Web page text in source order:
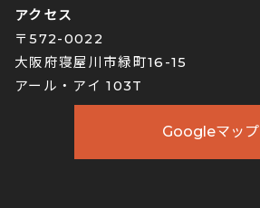
アクセス
〒572-0022
大阪府寝屋川市緑町16-15
アール・アイ 103T
Googleマップ